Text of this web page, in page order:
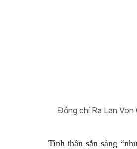
Đồng chí Ra Lan Von
Tinh thần sẵn sàng